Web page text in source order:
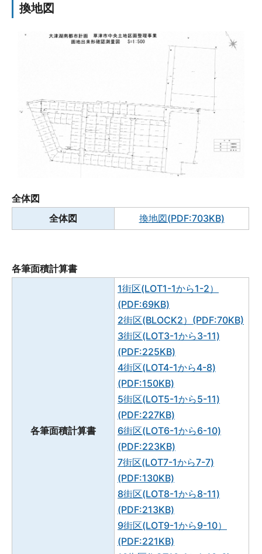
換地図
全体図
全体図
換地図(PDF:703KB)
各筆面積計算書
各筆面積計算書
1街区(LOT1-1から1-2）
(PDF:69KB)
2街区(BLOCK2）(PDF:70KB)
3街区(LOT3-1から3-11)
(PDF:225KB)
4街区(LOT4-1から4-8)
(PDF:150KB)
5街区(LOT5-1から5-11)
(PDF:227KB)
6街区(LOT6-1から6-10)
(PDF:223KB)
7街区(LOT7-1から7-7)
(PDF:130KB)
8街区(LOT8-1から8-11)
(PDF:213KB)
9街区(LOT9-1から9-10）
(PDF:221KB)